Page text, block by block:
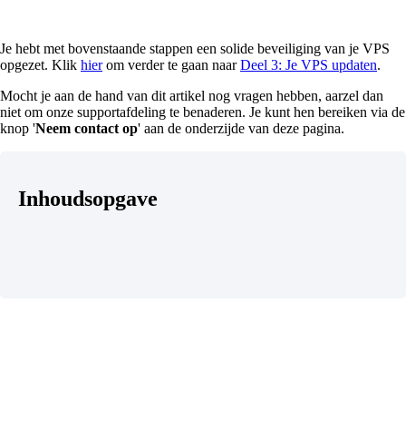
Je hebt met bovenstaande stappen een solide beveiliging van je VPS
opgezet. Klik hierom verder te gaan naarDeel 3: Je VPS updaten.
Mocht je aan de hand van dit artikel nog vragen hebben, aarzel dan
niet om onze supportafdeling te benaderen. Je kunt hen bereiken via de
knop 'Neem contact op' aan de onderzijde van deze pagina.
Inhoudsopgave